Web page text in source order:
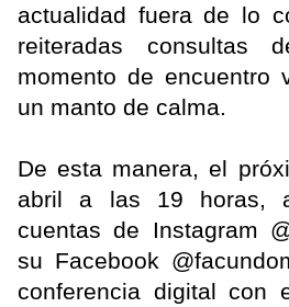
actualidad fuera de lo
reiteradas consultas
momento de encuentro
un manto de calma.
De esta manera, el
abril a las 19 horas,
cuentas de Instagram
su Facebook
conferencia digital